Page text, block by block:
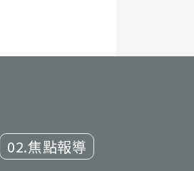
02.焦點報導